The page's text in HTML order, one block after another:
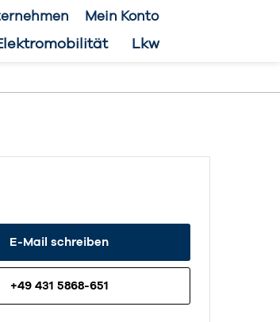
Mein Konto
Lkw
E-Mail schreiben
+49 431 5868-651